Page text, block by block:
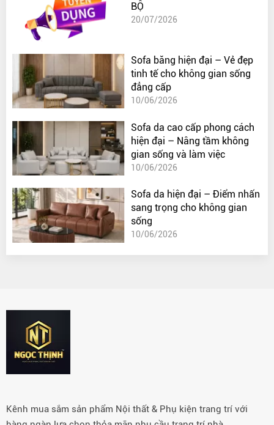
BỘ
20/07/2026
Sofa băng hiện đại – Vẻ đẹp
tinh tế cho không gian sống
đẳng cấp
10/06/2026
Sofa da cao cấp phong cách
hiện đại – Nâng tầm không
gian sống và làm việc
10/06/2026
Sofa da hiện đại – Điểm nhấn
sang trọng cho không gian
sống
10/06/2026
Kênh mua sắm sản phẩm Nội thất & Phụ kiện trang trí với